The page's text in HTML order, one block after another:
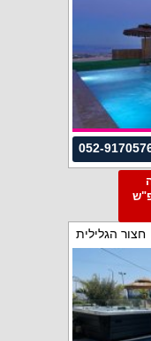
052-
חצור הגלילית